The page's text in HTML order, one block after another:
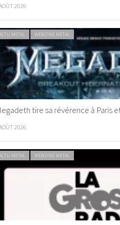
2026
METAL WEBZINE METAL
tire sa révérence à Paris
2026
METAL WEBZINE METAL